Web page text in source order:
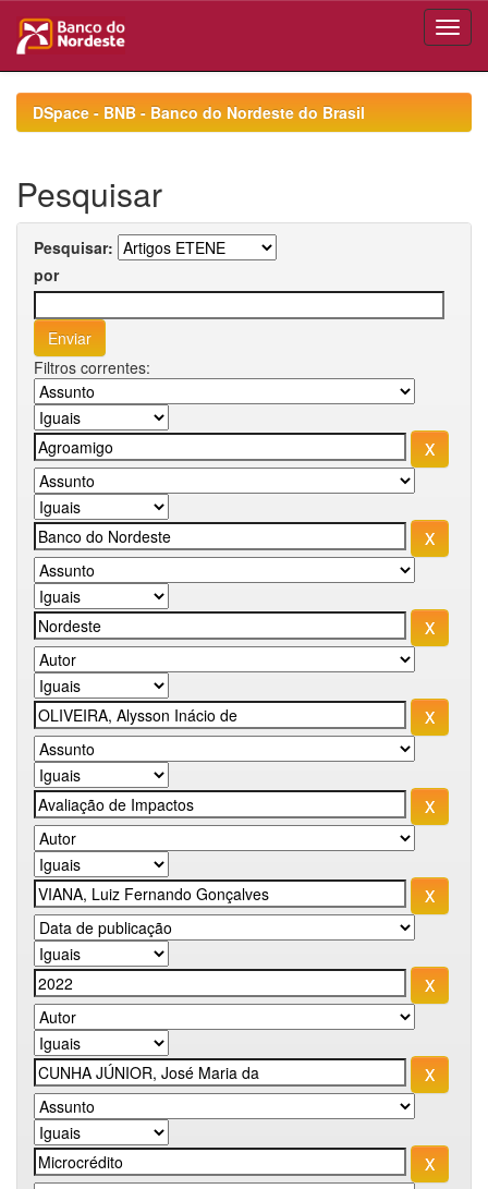
navigationDSpace - BNB - Banco do Nordeste do Brasil
Pesquisar
Pesquisar:
por
Filtros correntes: